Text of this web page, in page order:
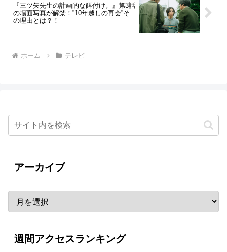
『三ツ矢先生の計画的な餌付け。』第3話
の場面写真が解禁！”10年越しの再会”そ
の理由とは？！
ホーム テレビ
アーカイブ
週間アクセスランキング